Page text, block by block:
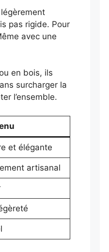
pas rigide. Pour
avec une
en bois, ils
surcharger la
l’ensemble.
et élégante
artisanal